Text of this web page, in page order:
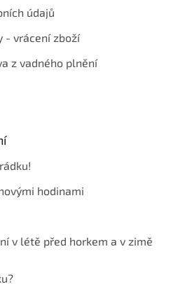
údajů
- vrácení zboží
z vadného plnění
hodinami
v létě před horkem a v zimě